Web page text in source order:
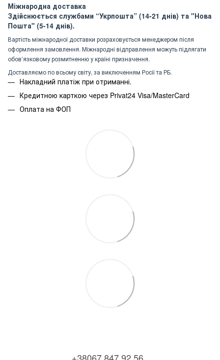
Міжнародна доставка
Здійснюється службами “Укрпошта” (14-21 днів) та "Нова
Пошта" (5-14 днів).
Вартість міжнародної доставки розраховується менеджером після
оформлення замовлення. Міжнародні відправлення можуть підлягати
обов’язковому розмитненню у країні призначення.
Доставляємо по всьому світу, за виключенням Росії та РБ.
Накладний платіж при отриманні.
Кредитною карткою через Privat24 Visa/MasterCard
Оплата на ФОП
+38067 847 92 56